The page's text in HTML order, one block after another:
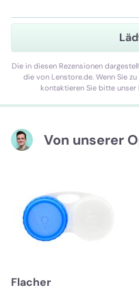
Die in diesen Rezensionen
die von Lenstore.de. Wenn Sie
kontaktieren Sie bitte unser
Von unserer
Flacher